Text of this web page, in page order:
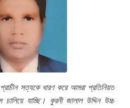
সত্যকে ধারণ করে আমরা প্রতিনিয়ত
চালিয়ে যাচ্ছি। কুরনী জালাল উদ্দিন উচ্চ